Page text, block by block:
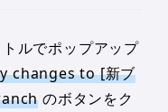
ルでポップアップ
changes to [新ブ
のボタンをク